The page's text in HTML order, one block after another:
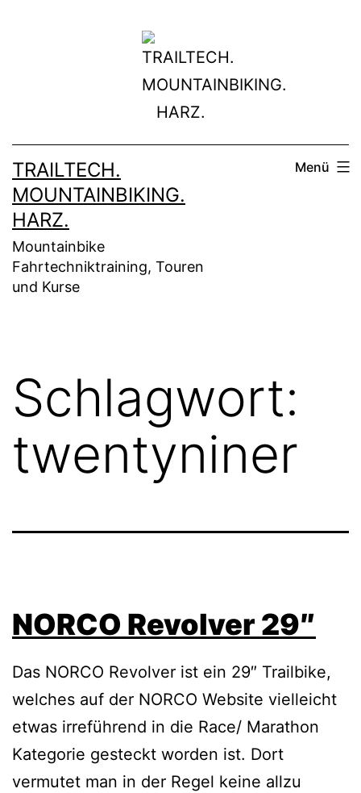
TRAILTECH.
MOUNTAINBIKING.
HARZ.
Mountainbike
Fahrtechniktraining, Touren
und Kurse
Menü
Schlagwort:
twentyniner
NORCO Revolver 29″
Das NORCO Revolver ist ein 29″ Trailbike,
welches auf der NORCO Website vielleicht
etwas irreführend in die Race/ Marathon
Kategorie gesteckt worden ist. Dort
vermutet man in der Regel keine allzu